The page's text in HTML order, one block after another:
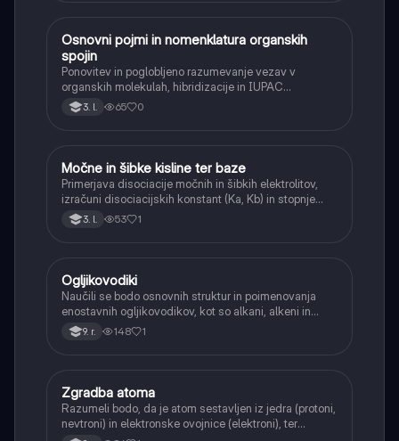
Kemija
Osnovni pojmi in nomenklatura organskih
spojin
Ponovitev in poglobljeno razumevanje vezav v
organskih molekulah, hibridizacije in IUPAC
nomenklature za kompleksnejše spojine.
3. l. 65 0
Kemija
Močne in šibke kisline ter baze
Primerjava disociacije močnih in šibkih elektrolitov,
izračuni disociacijskih konstant (Ka, Kb) in stopnje
disociacije.
3. l. 53 1
Kemija
Ogljikovodiki
Naučili se bodo osnovnih struktur in poimenovanja
enostavnih ogljikovodikov, kot so alkani, alkeni in
alkini, ter njihove vire.
9. r. 148 1
Kemija
Zgradba atoma
Razumeli bodo, da je atom sestavljen iz jedra (protoni,
nevtroni) in elektronske ovojnice (elektroni), ter